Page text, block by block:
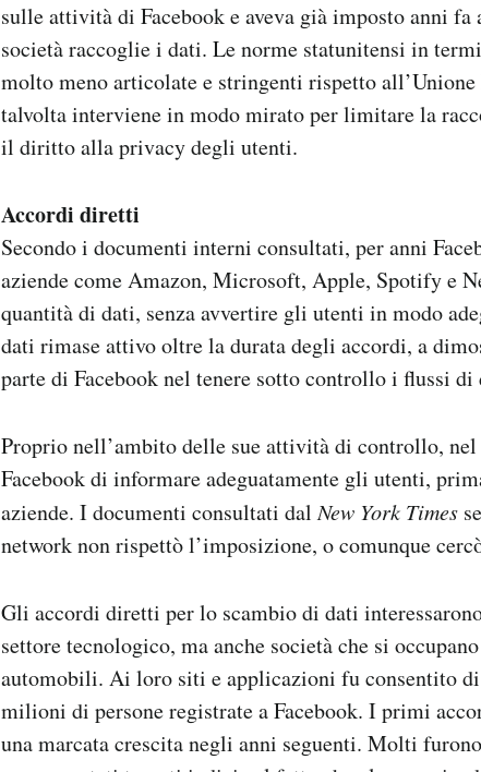
sulle attività di Facebook e aveva già imposto anni
società raccoglie i dati. Le norme statunitensi in
molto meno articolate e stringenti rispetto all’Unione
talvolta interviene in modo mirato per limitare la
il diritto alla privacy degli utenti.
Accordi diretti
Secondo i documenti interni consultati, per anni
aziende come Amazon, Microsoft, Apple, Spotify e
quantità di dati, senza avvertire gli utenti in modo
dati rimase attivo oltre la durata degli accordi, a
parte di Facebook nel tenere sotto controllo i flussi di
Proprio nell’ambito delle sue attività di controllo, nel
Facebook di informare adeguatamente gli utenti,
aziende. I documenti consultati dalNew York Times
network non rispettò l’imposizione, o comunque
Gli accordi diretti per lo scambio di dati
settore tecnologico, ma anche società che si
automobili. Ai loro siti e applicazioni fu consentito
milioni di persone registrate a Facebook. I primi
una marcata crescita negli anni seguenti. Molti